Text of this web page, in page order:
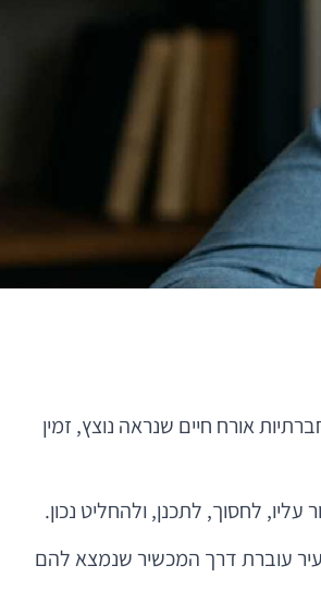
החברתיות אורח חיים שנראה נוצץ, זמין
לחסוך, לתכנן, ולהחליט נכון.
להעביר את הידע הזה לדור הצעיר עוברת דרך המכשיר שנמצא להם